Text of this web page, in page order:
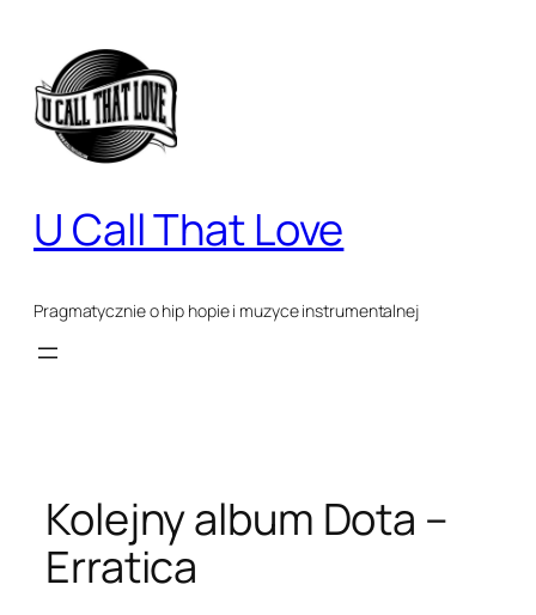
treści
U Call That Love
Pragmatycznie o hip hopie i muzyce instrumentalnej
Kolejny album Dota –
Erratica